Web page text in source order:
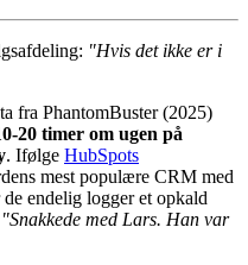
"Hvis det ikke er i
fra PhantomBuster (2025)
20 timer om ugen på
. Ifølge HubSpots
mest populære CRM med
endelig logger et opkald
"Snakkede med Lars. Han var